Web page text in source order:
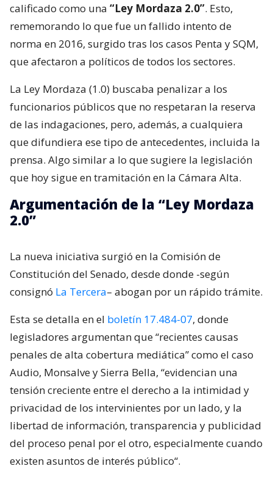
calificado como una “Ley Mordaza 2.0”. Esto,
rememorando lo que fue un fallido intento de
norma en 2016, surgido tras los casos Penta y SQM,
que afectaron a políticos de todos los sectores.
La Ley Mordaza (1.0) buscaba penalizar a los
funcionarios públicos que no respetaran la reserva
de las indagaciones, pero, además, a cualquiera
que difundiera ese tipo de antecedentes, incluida la
prensa. Algo similar a lo que sugiere la legislación
que hoy sigue en tramitación en la Cámara Alta.
Argumentación de la “Ley Mordaza
2.0”
La nueva iniciativa surgió en la Comisión de
Constitución del Senado, desde donde -según
consignó La Tercera– abogan por un rápido trámite.
Esta se detalla en el boletín 17.484-07, donde
legisladores argumentan que “recientes causas
penales de alta cobertura mediática” como el caso
Audio, Monsalve y Sierra Bella, “evidencian una
tensión creciente entre el derecho a la intimidad y
privacidad de los intervinientes por un lado, y la
libertad de información, transparencia y publicidad
del proceso penal por el otro, especialmente cuando
existen asuntos de interés público“.